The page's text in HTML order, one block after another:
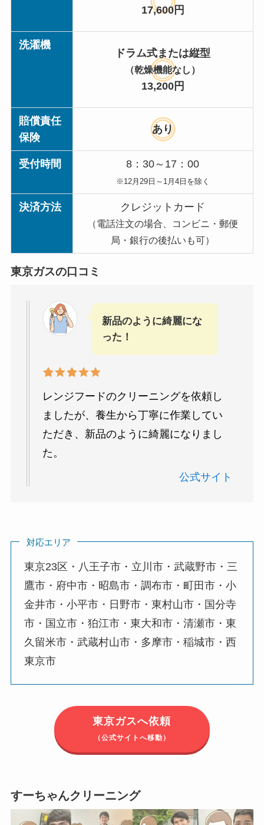
17,600円
洗濯機
ドラム式または縦型
（乾燥機能なし）
13,200円
賠償責任
保険
あり
受付時間 8：30～17：00
※12月29日～1月4日を除く
決済方法 クレジットカード
（電話注文の場合、コンビニ・郵便
局・銀行の後払いも可）
東京ガスの口コミ
新品のように綺麗にな
った！
レンジフードのクリーニングを依頼し
ましたが、養生から丁寧に作業してい
ただき、新品のように綺麗になりまし
た。
公式サイト
対応エリア
東京23区・八王子市・立川市・武蔵野市・三
鷹市・府中市・昭島市・調布市・町田市・小
金井市・小平市・日野市・東村山市・国分寺
市・国立市・狛江市・東大和市・清瀬市・東
久留米市・武蔵村山市・多摩市・稲城市・西
東京市
東京ガスへ依頼
（公式サイトへ移動）
すーちゃんクリーニング